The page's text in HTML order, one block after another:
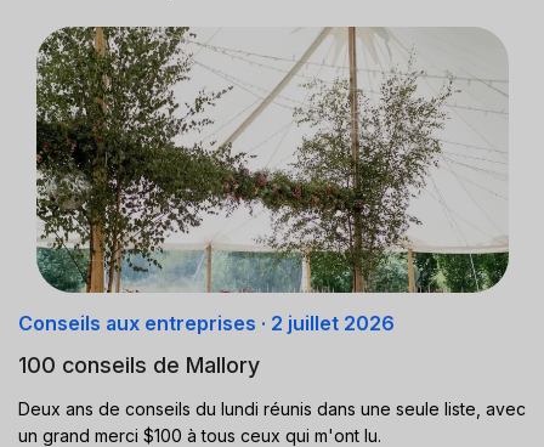
Conseils aux entreprises · 2 juillet 2026
100 conseils de Mallory
Deux ans de conseils du lundi réunis dans une seule liste, avec
un grand merci $100 à tous ceux qui m'ont lu.